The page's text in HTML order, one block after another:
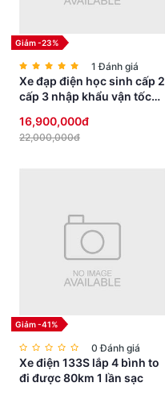
Giảm -23%
1 Đánh giá
Xe đạp điện học sinh cấp 2
cấp 3 nhập khẩu vận tốc
16,900,000đ
22,000,000đ
Giảm -41%
0 Đánh giá
Xe điện 133S lắp 4 bình to
đi được 80km 1 lần sạc